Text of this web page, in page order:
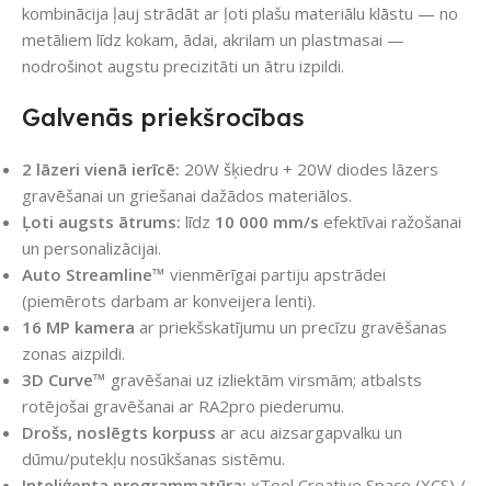
kombinācija ļauj strādāt ar ļoti plašu materiālu klāstu — no
metāliem līdz kokam, ādai, akrilam un plastmasai —
nodrošinot augstu precizitāti un ātru izpildi.
Galvenās priekšrocības
2 lāzeri vienā ierīcē: 20W šķiedru + 20W diodes lāzers
gravēšanai un griešanai dažādos materiālos.
Ļoti augsts ātrums: līdz 10 000 mm/s efektīvai ražošanai
un personalizācijai.
Auto Streamline™ vienmērīgai partiju apstrādei
(piemērots darbam ar konveijera lenti).
16 MP kamera ar priekšskatījumu un precīzu gravēšanas
zonas aizpildi.
3D Curve™ gravēšanai uz izliektām virsmām; atbalsts
rotējošai gravēšanai ar RA2pro piederumu.
Drošs, noslēgts korpuss ar acu aizsargapvalku un
dūmu/putekļu nosūkšanas sistēmu.